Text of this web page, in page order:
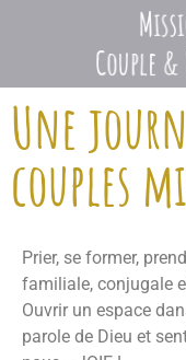
Une
couples
Prier, se former,
familiale, conjugale
Ouvrir un espace
parole de Dieu et